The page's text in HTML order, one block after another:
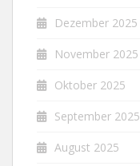
Dezember 2025
November 2025
Oktober 2025
September 2025
August 2025